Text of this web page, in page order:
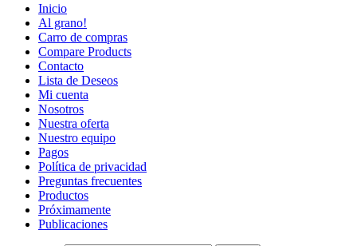
Inicio
Al grano!
Carro de compras
Compare Products
Contacto
Lista de Deseos
Mi cuenta
Nosotros
Nuestra oferta
Nuestro equipo
Pagos
Política de privacidad
Preguntas frecuentes
Productos
Próximamente
Publicaciones